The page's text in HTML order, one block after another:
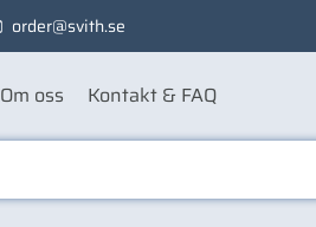
order@svith.se
Om oss Kontakt & FAQ